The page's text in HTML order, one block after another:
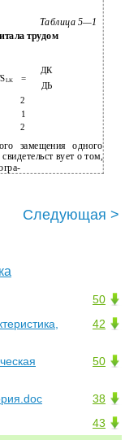
Таблица 5—1
трудом
LK =
ДК
ДЬ
2
1
2
замещения одного
вует о том,
Следующая >
50
42
50
38
43